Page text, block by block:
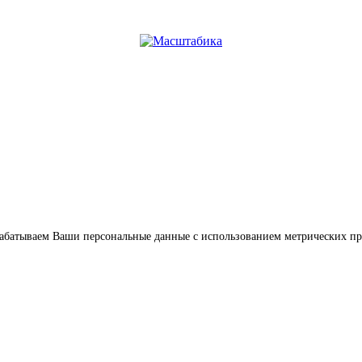
Ваши персональные данные с использованием метрических